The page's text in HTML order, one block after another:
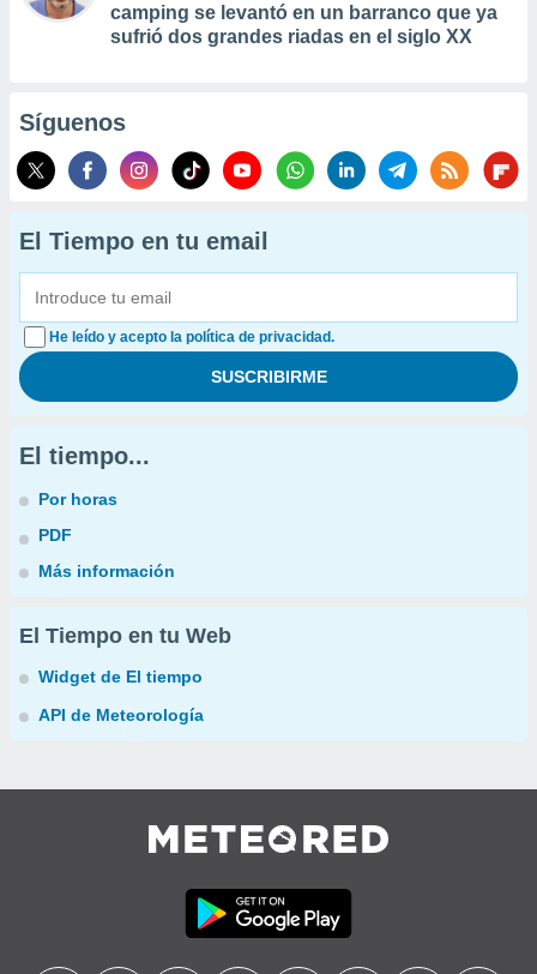
camping se levantó en un barranco que ya
sufrió dos grandes riadas en el siglo XX
Síguenos
El Tiempo en tu email
He leído y acepto la política de privacidad.
El tiempo...
Por horas
PDF
Más información
El Tiempo en tu Web
Widget de El tiempo
API de Meteorología